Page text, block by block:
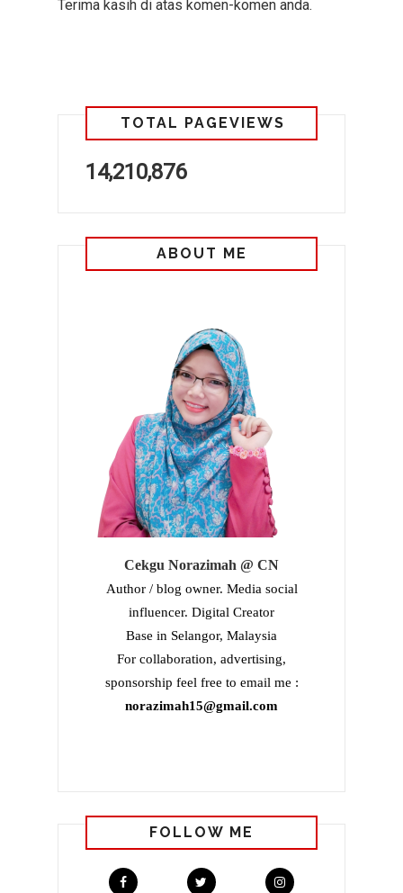
Terima kasih di atas komen-komen anda.
TOTAL PAGEVIEWS
14,210,876
ABOUT ME
Cekgu Norazimah @ CN
Author / blog owner. Media social
influencer. Digital Creator
Base in Selangor, Malaysia
For collaboration, advertising,
sponsorship feel free to email me :
norazimah15@gmail.com
FOLLOW ME